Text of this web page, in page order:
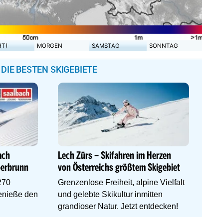
MORGEN SAMSTAG SONNTAG
DIE BESTEN SKIGEBIETE
den
Lech Zürs – Skifahren im Herzen
von Österreichs größtem Skigebiet
Grenzenlose Freiheit, alpine Vielfalt
und gelebte Skikultur inmitten
grandioser Natur. Jetzt entdecken!